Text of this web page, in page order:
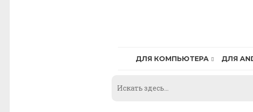
ДЛЯ КОМПЬЮТЕРА ДЛЯ